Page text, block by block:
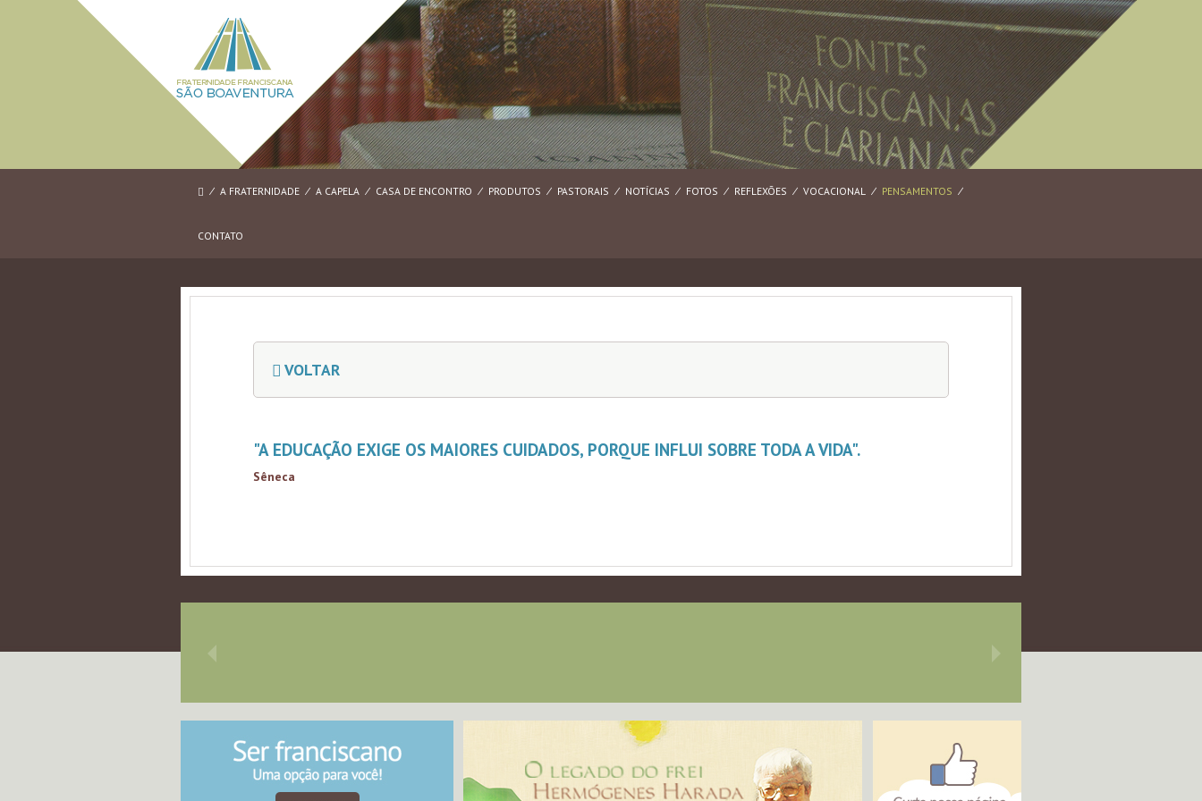
⁄ A FRATERNIDADE ⁄ A CAPELA ⁄ CASA DE ENCONTRO ⁄ PRODUTOS ⁄ PASTORAIS ⁄ NOTÍCIAS ⁄ FOTOS ⁄ REFLEXÕES ⁄ VOCACIONAL ⁄ PENSAMENTOS ⁄
CONTATO
VOLTAR
"A EDUCAÇÃO EXIGE OS MAIORES CUIDADOS, PORQUE INFLUI SOBRE TODA A VIDA".
Sêneca